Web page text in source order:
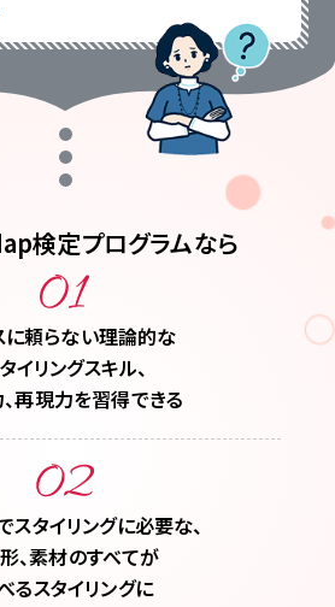
5464-0810
03-5464-0790
お問い合わせ
検定プログラムなら
に頼らない理論的な
イリングスキル、
再現力を習得できる
スタイリングに必要な、
、素材のすべてが
るスタイリングに